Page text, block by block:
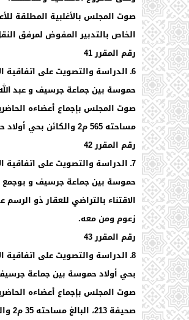
الخاص بالتدبير المفوض لمرفق
رقم المقرر 41
حموسة بين جماعة جرسيف و عبد
مساحته 565 م2 والكائن بحي أولاد حموسة بين جماعة جرسيف وعبد الله خرباش ومن معه.
رقم المقرر 42
زعوم ومن معه.
رقم المقرر 43
بحي أولاد حموسة بين جماعة
صحيفة 213، البالغ مساحته 35 م2 والكائن بحي أولاد حموسة بين جماعة جرسيف والسيد عبد الله بن خليفة.